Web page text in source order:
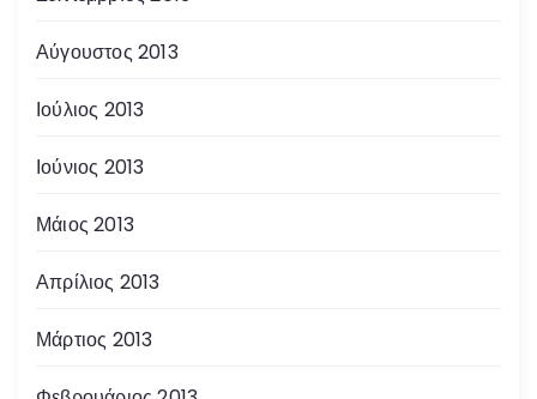
Αύγουστος 2013
Ιούλιος 2013
Ιούνιος 2013
Μάιος 2013
Απρίλιος 2013
Μάρτιος 2013